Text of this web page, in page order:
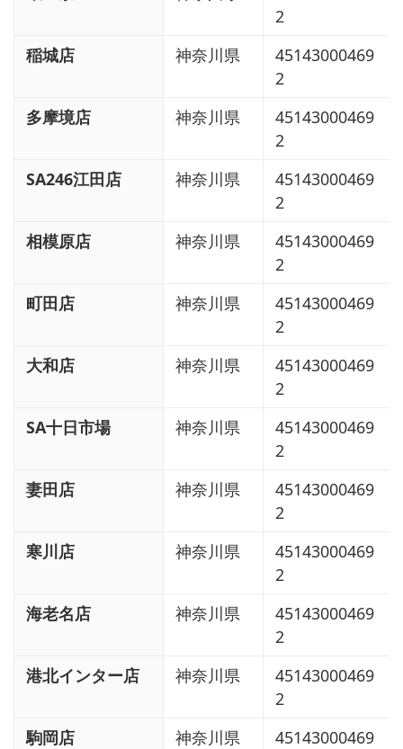
2
稲城店
神奈川県
45143000469
2
多摩境店
神奈川県
45143000469
2
SA246江田店
神奈川県
45143000469
2
相模原店
神奈川県
45143000469
2
町田店
神奈川県
45143000469
2
大和店
神奈川県
45143000469
2
SA十日市場
神奈川県
45143000469
2
妻田店
神奈川県
45143000469
2
寒川店
神奈川県
45143000469
2
海老名店
神奈川県
45143000469
2
港北インター店
神奈川県
45143000469
2
駒岡店
神奈川県
45143000469